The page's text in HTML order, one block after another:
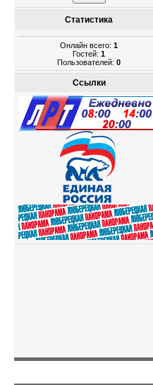
Статистика
Онлайн всего: 1
Гостей: 1
Пользователей: 0
Ссылки